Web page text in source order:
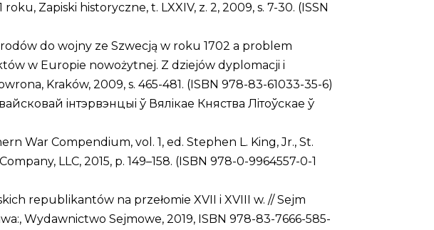
Zapiski historyczne, t. LXXIV, z. 2, 2009, s. 7-30. (ISSN
do wojny ze Szwecją w roku 1702 a problem
w Europie nowożytnej. Z dziejów dyplomacji i
Kraków, 2009, s. 465-481. (ISBN 978-83-61033-35-6)
iнтэрвэнцыi ў Вялiкае Княства Лiтоўскае ў
War Compendium, vol. 1, ed. Stephen L. King, Jr., St.
LLC, 2015, p. 149–158. (ISBN 978-0-9964557-0-1
republikantów na przełomie XVII i XVIII w. // Sejm
Wydawnictwo Sejmowe, 2019, ISBN 978-83-7666-585-